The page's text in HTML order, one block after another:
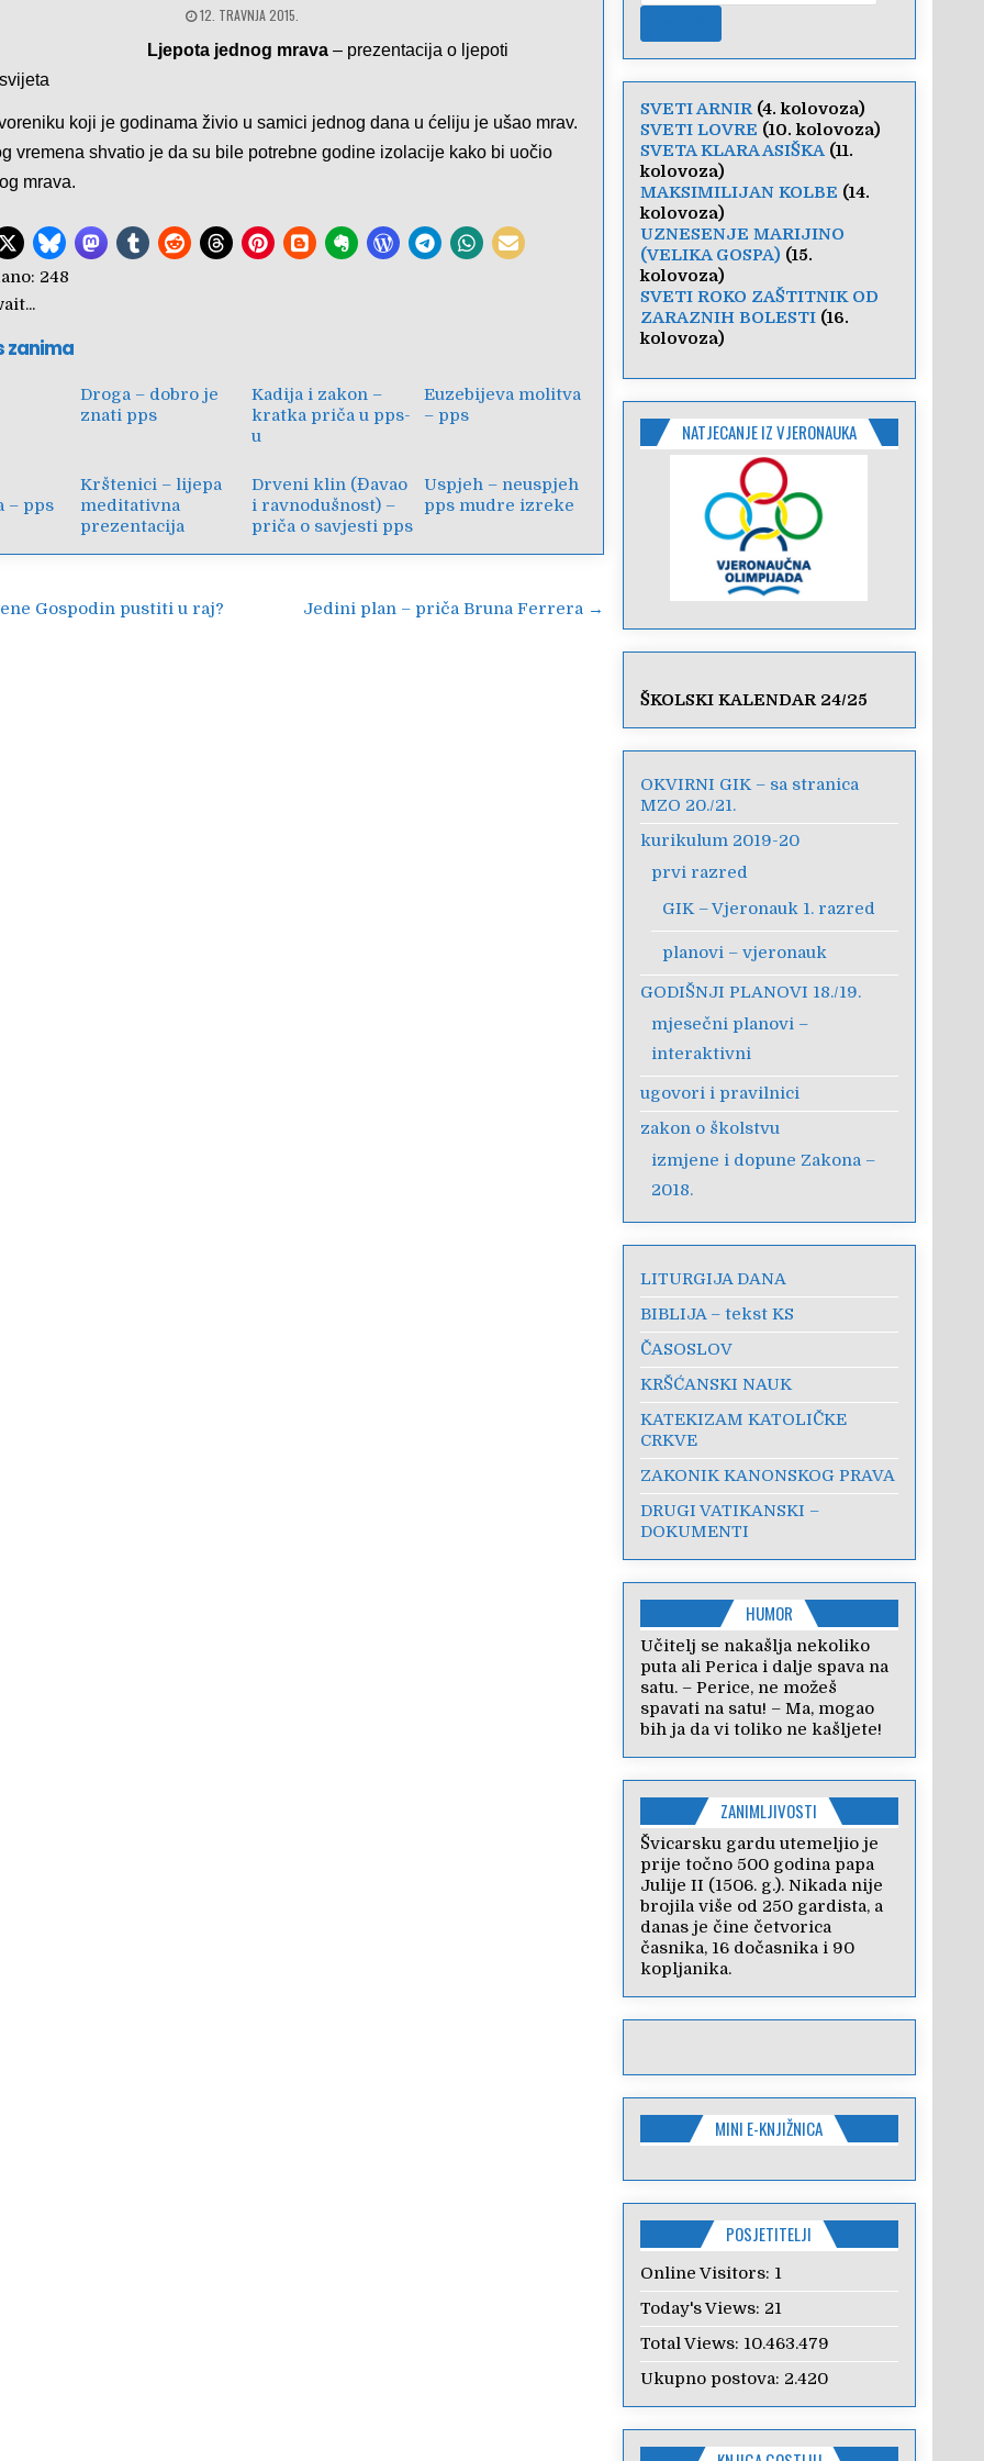
12. TRAVNJA 2015.
Ljepota jednog mrava – prezentacija o ljepoti
koji je godinama živio u samici jednog dana u ćeliju je ušao mrav.
vremena shvatio je da su bile potrebne godine izolacije kako bi uočio
mrava.
248
zanima
Droga – dobro je
znati pps
Kadija i zakon –
kratka priča u pps-
u
Euzebijeva molitva
– pps
– pps
Krštenici – lijepa
meditativna
prezentacija
Drveni klin (Đavao
i ravnodušnost) –
priča o savjesti pps
Uspjeh – neuspjeh
pps mudre izreke
Gospodin pustiti u raj? Jedini plan – priča Bruna Ferrera →
SVETI ARNIR(4. kolovoza)
SVETI LOVRE (10. kolovoza)
SVETA KLARA ASIŠKA(11.
kolovoza)
MAKSIMILIJAN KOLBE (14.
kolovoza)
UZNESENJE MARIJINO
(VELIKA GOSPA) (15.
kolovoza)
SVETI ROKO ZAŠTITNIK OD
ZARAZNIH BOLESTI(16.
kolovoza)
NATJECANJE IZ VJERONAUKA
ŠKOLSKI KALENDAR 24/25
OKVIRNI GIK – sa stranica
MZO 20./21.
kurikulum 2019-20
prvi razred
GIK – Vjeronauk 1. razred
planovi – vjeronauk
GODIŠNJI PLANOVI 18./19.
mjesečni planovi –
interaktivni
ugovori i pravilnici
zakon o školstvu
izmjene i dopune Zakona –
2018.
LITURGIJA DANA
BIBLIJA – tekst KS
ČASOSLOV
KRŠĆANSKI NAUK
KATEKIZAM KATOLIČKE
CRKVE
ZAKONIK KANONSKOG PRAVA
DRUGI VATIKANSKI –
DOKUMENTI
HUMOR
Učitelj se nakašlja nekoliko
puta ali Perica i dalje spava na
satu. – Perice, ne možeš
spavati na satu! – Ma, mogao
bih ja da vi toliko ne kašljete!
ZANIMLJIVOSTI
Švicarsku gardu utemeljio je
prije točno 500 godina papa
Julije II (1506. g.). Nikada nije
brojila više od 250 gardista, a
danas je čine četvorica
časnika, 16 dočasnika i 90
kopljanika.
MINI E-KNJIŽNICA
POSJETITELJI
Online Visitors: 1
Today's Views: 21
Total Views: 10.463.479
Ukupno postova: 2.420